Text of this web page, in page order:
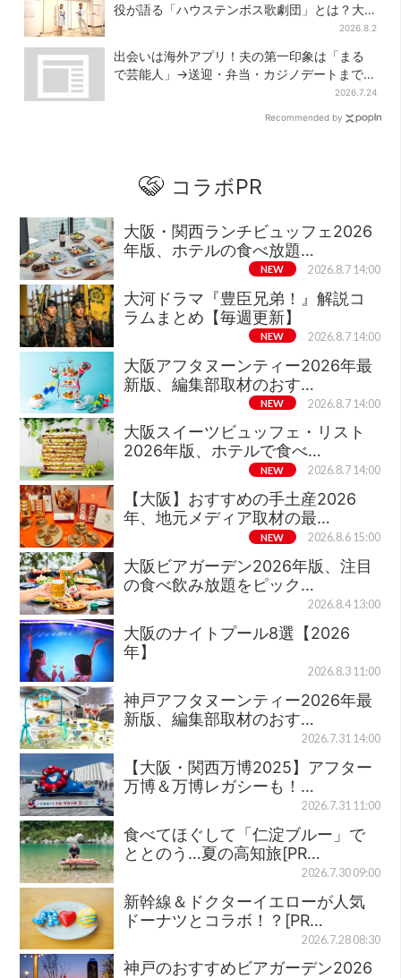
役が語る「ハウステンボス歌劇団」とは？大
2026.8.2
出会いは海外アプリ！夫の第一印象は「まる
で芸能人」→送迎・弁当・カジノデートまで…
2026.7.24
Recommended by
コラボPR
大阪・関西ランチビュッフェ2026
年版、ホテルの食べ放題…
NEW 2026.8.7 14:00
大河ドラマ『豊臣兄弟！』解説コ
ラムまとめ【毎週更新】
NEW 2026.8.7 14:00
大阪アフタヌーンティー2026年最
新版、編集部取材のおす…
NEW 2026.8.7 14:00
大阪スイーツビュッフェ・リスト
2026年版、ホテルで食べ…
NEW 2026.8.7 14:00
【大阪】おすすめの手土産2026
年、地元メディア取材の最…
NEW 2026.8.6 15:00
大阪ビアガーデン2026年版、注目
の食べ飲み放題をピック…
2026.8.4 13:00
大阪のナイトプール8選【2026
年】
2026.8.3 11:00
神戸アフタヌーンティー2026年最
新版、編集部取材のおす…
2026.7.31 14:00
【大阪・関西万博2025】アフター
万博＆万博レガシーも！…
2026.7.31 11:00
食べてほぐして「仁淀ブルー」で
ととのう…夏の高知旅[PR…
2026.7.30 09:00
新幹線＆ドクターイエローが人気
ドーナツとコラボ！？[PR…
2026.7.28 08:30
神戸のおすすめビアガーデン2026